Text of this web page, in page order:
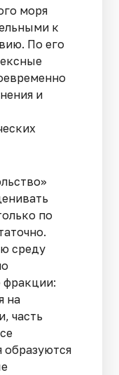
моря
к
По его
и
по
среду
фракции:
на
часть
образуются